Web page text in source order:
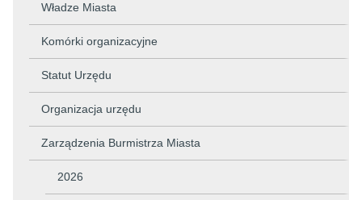
Władze Miasta
Komórki organizacyjne
Statut Urzędu
Organizacja urzędu
Zarządzenia Burmistrza Miasta
2026